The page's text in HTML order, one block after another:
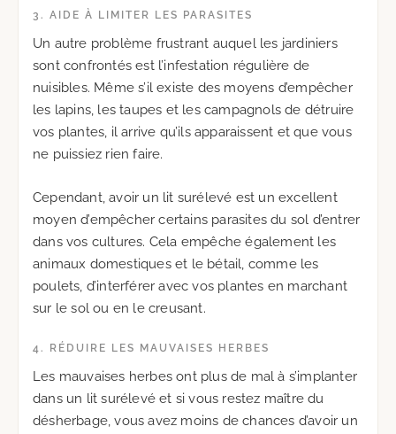
3. AIDE À LIMITER LES PARASITES
Un autre problème frustrant auquel les jardiniers
sont confrontés est l’infestation régulière de
nuisibles. Même s’il existe des moyens d’empêcher
les lapins, les taupes et les campagnols de détruire
vos plantes, il arrive qu’ils apparaissent et que vous
ne puissiez rien faire.
Cependant, avoir un lit surélevé est un excellent
moyen d’empêcher certains parasites du sol d’entrer
dans vos cultures. Cela empêche également les
animaux domestiques et le bétail, comme les
poulets, d’interférer avec vos plantes en marchant
sur le sol ou en le creusant.
4. RÉDUIRE LES MAUVAISES HERBES
Les mauvaises herbes ont plus de mal à s’implanter
dans un lit surélevé et si vous restez maître du
désherbage, vous avez moins de chances d’avoir un